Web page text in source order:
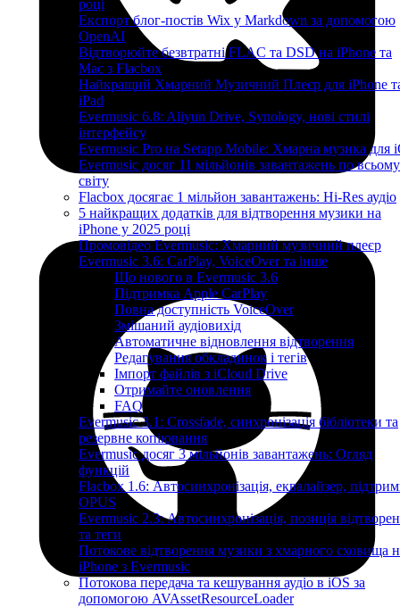
році
Експорт блог-постів Wix у Markdown за допомогою
OpenAI
Відтворюйте безвтратні FLAC та DSD на iPhone та
Mac з Flacbox
Найкращий Хмарний Музичний Плеєр для iPhone
iPad
Evermusic 6.8: Aliyun Drive, Synology, нові стилі
інтерфейсу
Evermusic Pro на Setapp Mobile: Хмарна музика для
Evermusic досяг 11 мільйонів завантажень по всьому
світу
Flacbox досягає 1 мільйон завантажень: Hi-Res аудіо
5 найкращих додатків для відтворення музики на
iPhone у 2025 році
Промовідео Evermusic: Хмарний музичний плеєр
Evermusic 3.6: CarPlay, VoiceOver та інше
Що нового в Evermusic 3.6
Підтримка Apple CarPlay
Повна доступність VoiceOver
Змішаний аудіовихід
Автоматичне відновлення відтворення
Редагування обкладинок і тегів
Імпорт файлів з iCloud Drive
Отримайте оновлення
FAQ
Evermusic 3.1: Crossfade, синхронізація бібліотеки та
резервне копіювання
Evermusic досяг 3 мільйонів завантажень: Огляд
функцій
Flacbox 1.6: Автосинхронізація, еквалайзер,
OPUS
Evermusic 2.3: Автосинхронізація, позиція
та теги
Потокове відтворення музики з хмарного сховища
iPhone з Evermusic
Потокова передача та кешування аудіо в iOS за
допомогою AVAssetResourceLoader